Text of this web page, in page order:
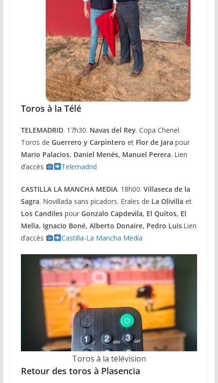
Toros à la Télé
TELEMADRID. 17h30. Navas del Rey. Copa Chenel.
Toros de Guerrero y Carpintero et Flor de Jara pour
Mario Palacios, Daniel Menés, Manuel Perera. Lien
d’accès
Telemadrid
CASTILLA LA MANCHA MEDIA. 18h00. Villaseca de la
Sagra. Novillada sans picadors. Erales de La Olivilla et
Los Candilespour Gonzalo Capdevila, El Quitos, El
Mella, Ignacio Boné, Alberto Donaire, Pedro Luis.Lien
d’accès
Castilla-La Mancha Media
Toros à la télévision
Retour des toros à Plasencia